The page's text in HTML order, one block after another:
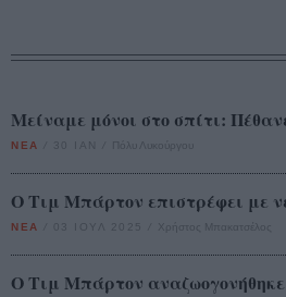
Μείναμε μόνοι στο σπίτι:
ΝΕΑ 30 ΙΑΝ Πόλυ Λυκούργου
Ο Τιμ Μπάρτον επιστρέφει με
ΝΕΑ 03 ΙΟΥΛ 2025 Χρήστος Μπακατσέλος
Ο Τιμ Μπάρτον αναζωογονήθηκε